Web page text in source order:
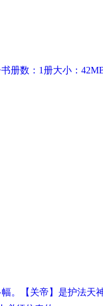
册数：1册大小：
。【关帝】是护法天